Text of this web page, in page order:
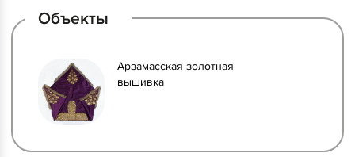
Объекты
Арзамасская золотная
вышивка